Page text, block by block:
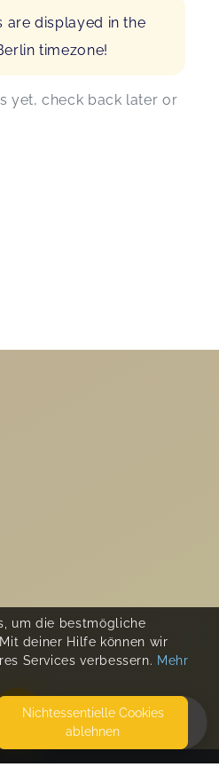
are displayed in the
timezone!
yet, check back later or
um die bestmögliche
deiner Hilfe können wir
Services verbessern. Mehr
Nicht­essentielle Cookies
ablehnen